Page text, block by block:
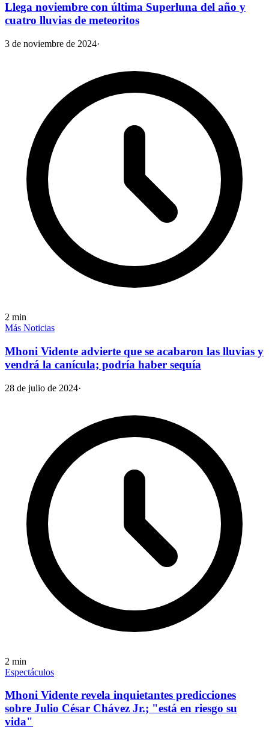
Llega noviembre con última Superluna del año y
cuatro lluvias de meteoritos
3 de noviembre de 2024·
2 min
Más Noticias
Mhoni Vidente advierte que se acabaron las lluvias y
vendrá la canícula; podría haber sequía
28 de julio de 2024·
2 min
Espectáculos
Mhoni Vidente revela inquietantes predicciones
sobre Julio César Chávez Jr.; "está en riesgo su
vida"